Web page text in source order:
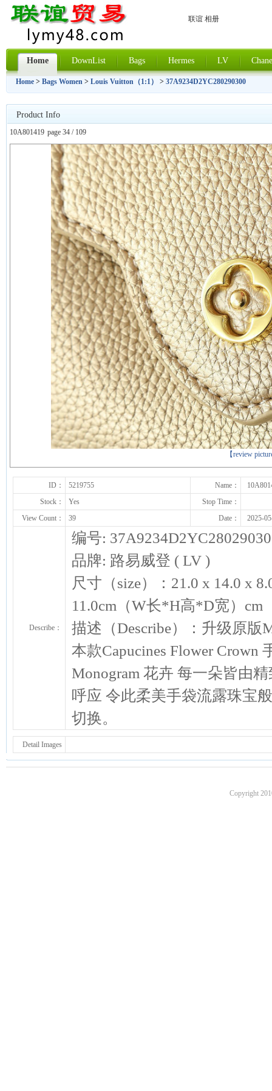
联谊 相册
Home DownList Bags Hermes LV
Home > Bags Women > Louis Vuitton（1:1） > 37A9234D2YC280290300
Product Info
10A801419 page 34 / 109
【review
上一张
下一张
ID： 5219755 Name：
Stock：
Yes
Stop Time：
View Count：
39 Date： 2025-
Describe：
编号:
品牌: 路易威登 ( LV )
尺寸（size）：21.0 x 14.0 x
11.0cm（W长*H高*D宽）cm
描述（Describe）：升级原版
本款Capucines Flower Crown
Monogram 花卉 每一朵皆由
呼应 令此柔美手袋流露珠宝
切换。
Detail Images
Copyright